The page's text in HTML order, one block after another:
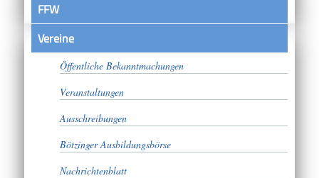
FFW
VereineSatzungen
Öffentliche Bekanntmachungen
Veranstaltungen
Ausschreibungen
Bötzinger Ausbildungsbörse
Nachrichtenblatt